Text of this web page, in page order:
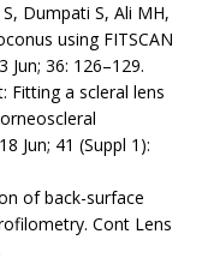
Dumpati S, Ali MH,
using FITSCAN
Jun; 36: 126–129.
a scleral lens
Jun; 41 (Suppl 1):
of back-surface
Cont Lens